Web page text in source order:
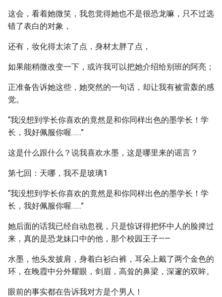
这会，看着她微笑，我忽觉得她也不是很恐龙嘛，只不过选
错了表白的对象，
还有，妆化得太浓了点，身材太胖了点，
如果能稍微改变一下，或许我可以把她介绍给别班的阿亮；
正准备告诉她这些，她突然的一句话，却让我有被雷轰的感
觉。
“我没想到学长你喜欢的竟然是和你同样出色的墨学长！学
长，我好佩服你喔……”
这是什么跟什么？说我喜欢水墨，这是哪里来的谣言？
第七回：天哪，我不是玻璃1
“我没想到学长你喜欢的竟然是和你同样出色的墨学长！学
长，我好佩服你喔……”
她后面的话我已经自动忽视，只是惊讶得把怀中人的脸捭过
来，真的是恐龙妹口中的他，那个校园王子——
水墨，他头发披肩，身着白衫白裤，耳朵上戴了两个金色的
环，在晚霞中分外耀眼，剑眉，高耸的鼻梁，深邃的双眸。
眼前的事实都在告诉我对方是个男人！